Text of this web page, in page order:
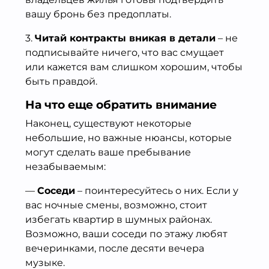
вашу бронь без предоплаты.
3. Читай контракты вникая в детали – не
подписывайте ничего, что вас смущает
или кажется вам слишком хорошим, чтобы
быть правдой.
На что еще обратить внимание
Наконец, существуют некоторые
небольшие, но важные нюансы, которые
могут сделать ваше пребывание
незабываемым:
— Соседи – поинтересуйтесь о них. Если у
вас ночные смены, возможно, стоит
избегать квартир в шумных районах.
Возможно, ваши соседи по этажу любят
вечеринками, после десяти вечера
музыке.